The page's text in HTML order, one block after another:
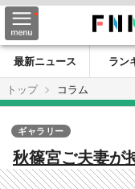
最新ニュース ラン
トップ
コラム
秋篠宮ご夫妻が
道だけではない
ギャラリー